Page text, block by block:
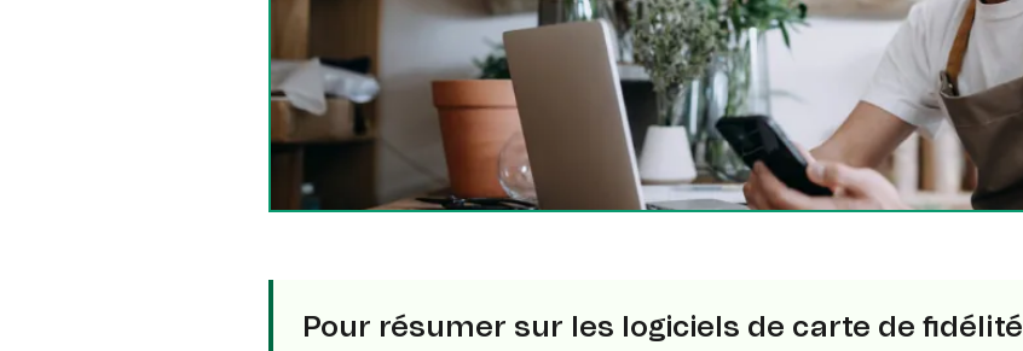
Connectez Brevo à plus de 150 outils numériques
comme Shopify, WordPress, Stripe, Zapier, etc.
Téléphone
Pour résumer sur les logiciels de carte de fidélité